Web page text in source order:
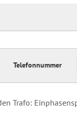
Telefonnummer